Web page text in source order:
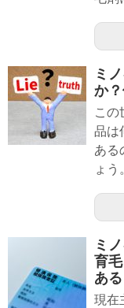
ミ
か
この
品は
ある
ょう
ミ
育
ある
現在